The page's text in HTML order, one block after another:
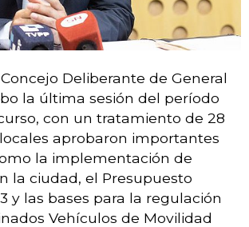
Deliberante de General
la última sesión del período
con un tratamiento de 28
aprobaron importantes
la implementación de
la ciudad, el Presupuesto
y las bases para la regulación
Vehículos de Movilidad